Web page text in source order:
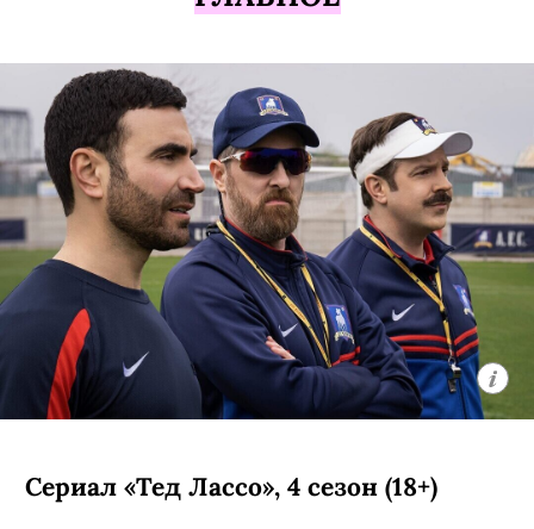
Сериал «Тед Лассо», 4 сезон (18+)